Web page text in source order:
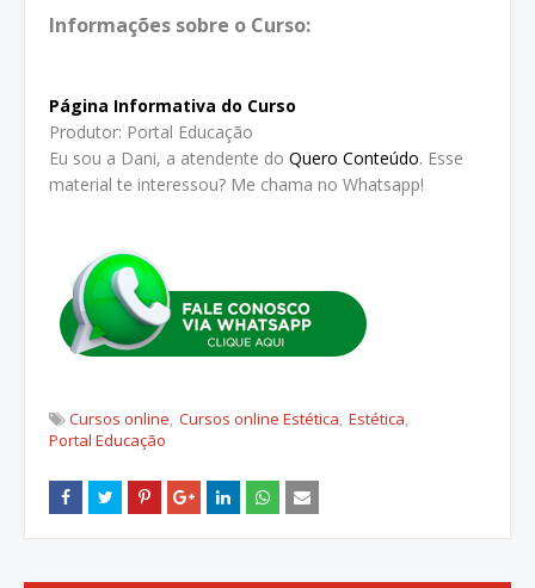
Informações sobre o Curso:
Página Informativa do Curso
Produtor: Portal Educação
Eu sou a Dani, a atendente do Quero Conteúdo. Esse
material te interessou? Me chama no Whatsapp!
Cursos online Cursos online Estética Estética
Portal Educação